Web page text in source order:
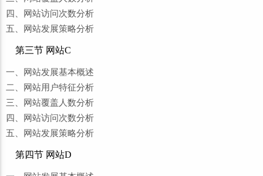
四、网站访问次数分析
五、网站发展策略分析
第三节 网站C
一、网站发展基本概述
二、网站用户特征分析
三、网站覆盖人数分析
四、网站访问次数分析
五、网站发展策略分析
第四节 网站D